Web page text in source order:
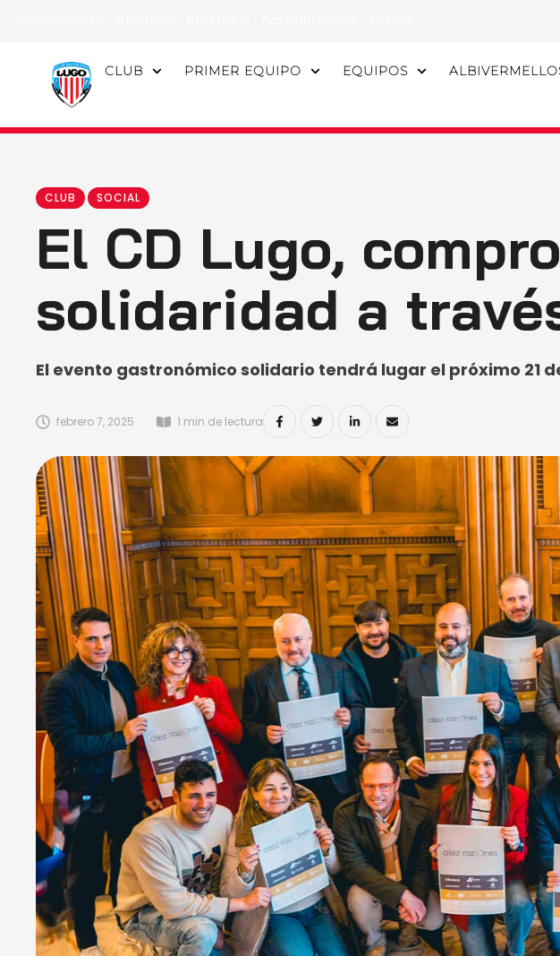
CLUB PRIMER EQUIPO EQUIPOS
CLUB SOCIAL
El CD Lugo,
solidaridad a
El evento gastronómico solidario tendrá lugar el próximo 21
febrero 7, 2025 1 min de lectura